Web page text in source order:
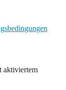
aktiviertem